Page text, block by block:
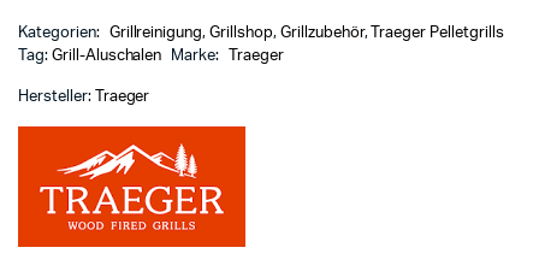
Kategorien: Grillreinigung,Grillshop, Grillzubehör,
Traeger Pelletgrills
Tag: Grill-Aluschalen Marke: Traeger
Hersteller: Traeger